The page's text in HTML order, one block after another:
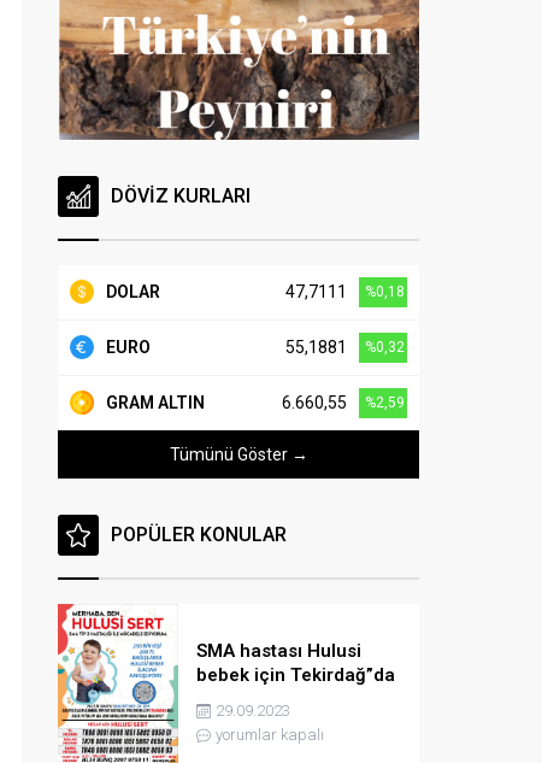
DÖVİZ KURLARI
DOLAR 47,7111 %0,18
EURO 55,1881 %0,32
GRAM ALTIN 6.660,55 %2,59
Tümünü Göster →
POPÜLER KONULAR
SMA hastası Hulusi
bebek için Tekirdağ”da
konser düzenlenicek
29.09.2023
yorumlar kapalı